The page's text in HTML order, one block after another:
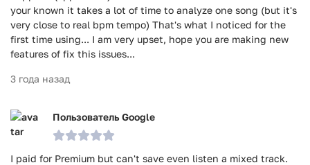
your known it takes a lot of time to analyze one song (but it's
very close to real bpm tempo) That's what I noticed for the
first time using... I am very upset, hope you are making new
features of fix this issues...
3 года назад
Пользователь Google
I paid for Premium but can't save even listen a mixed track.